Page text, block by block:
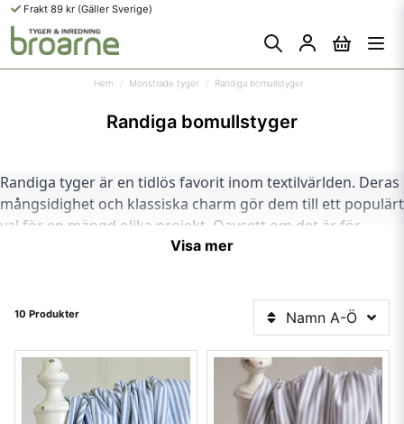
Frakt 89 kr (Gäller Sverige)
Hem Mönstrade tyger Randiga bomullstyger
Randiga bomullstyger
Randiga tyger är en tidlös favorit inom textilvärlden. Deras
mångsidighet och klassiska charm gör dem till ett populärt
val för en mängd olika projekt. Oavsett om det är för
gardiner, klädsömnad eller skjortor, finns det alltid en plats
Många av de randiga tygerna är tillverkade av bomull,
vilket ger dem en naturlig och behaglig känsla. De smala
ränderna i mönstret ger en stilren och elegant estetik som
aldrig går ur mode.
Den tidlösa karaktären hos randiga tyger gör dem mycket
eftertraktade för olika användningsområden.
Visa mer
10 Produkter Namn A-Ö